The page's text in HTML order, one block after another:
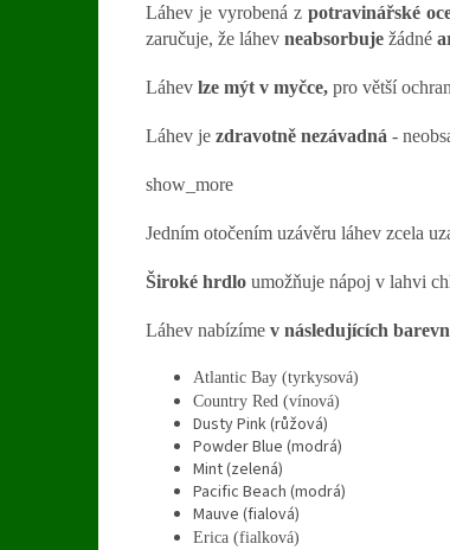
Láhev je vyrobená zpotravinářské
zaručuje, že láhev neabsorbuje žádné
Láhev lze mýt v myčce, pro větší
Láhev je zdravotně nezávadná -
show_more
Jedním otočením uzávěru láhev zcela
Široké hrdlo umožňuje nápoj v lahvi
Láhev nabízíme v následujících
Atlantic Bay (tyrkysová)
Country Red (vínová)
Dusty Pink (růžová)
Powder Blue (modrá)
Mint (zelená)
Pacific Beach (modrá)
Mauve (fialová)
Erica (fialková)